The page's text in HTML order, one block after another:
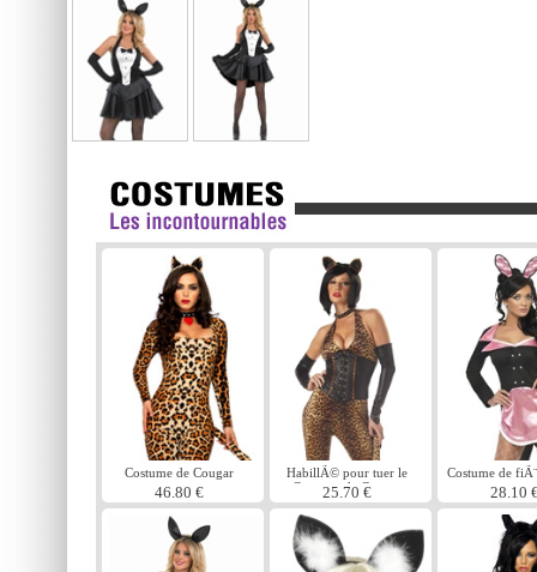
Costume de Cougar
46.80 €
HabillÃ© pour tuer le
Costume de Cougar
25.70 €
Costume de
28.10